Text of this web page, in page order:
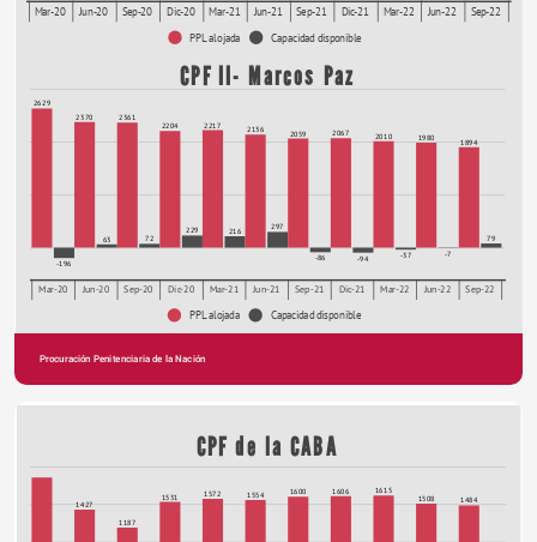
Mar-20 Jun-20 Sep-20 Dic-20 Mar-21 Jun-21 Sep-21 Dic-21 Mar-22 Jun-22 Sep-22
PPL alojada Capacidad disponible
CPF II- Marcos Paz
Mar-20 Jun-20 Sep-20 Dic-20 Mar-21 Jun-21 Sep-21 Dic-21 Mar-22 Jun-22 Sep-22
2629
-196
2370
63
2361
72
2204
229
2217
216
2136
297
2059
-86
2067
-94
2010
-37
1980
-7
1894
79
PPL alojada Capacidad disponible
Procuración Penitenciaria de la Nación
CPF de la CABA
1427
1187
1531 1572 1554 1600 1606 1615
1508 1484